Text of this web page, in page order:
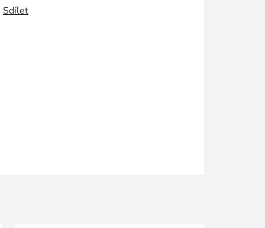
Sdílet